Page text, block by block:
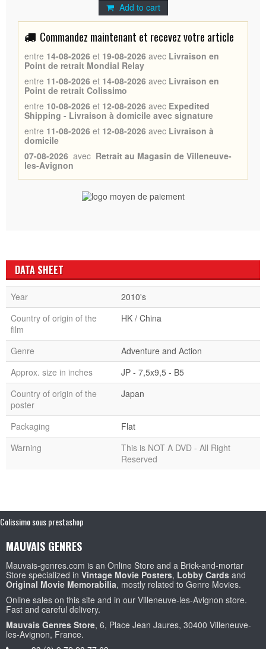
Add to cart
Commandez maintenant et recevez votre article
entre 14-08-2026 et 19-08-2026 avec Livraison en
Point de retrait Mondial Relay
entre 11-08-2026 et 14-08-2026 avec Livraison en
Point de retrait Colissimo
entre 10-08-2026 et 12-08-2026 avec Expedited
Shipping - Livraison à domicile avec signature
entre 11-08-2026 et 12-08-2026 avec Livraison à
domicile
07-08-2026 avec Retrait au Magasin de Villeneuve-
les-Avignon
DATA SHEET
Year
2010's
Country of origin of the
film
HK / China
Genre
Adventure and Action
Approx. size in inches
JP - 7,5x9,5 - B5
Country of origin of the
poster
Japan
Packaging
Flat
Warning
This is NOT A DVD - All Right
Reserved
Colissimo sous prestashop
MAUVAIS GENRES
Mauvais-genres.com is an Online Store and a Brick-and-mortar
Store specialized in Vintage Movie Posters, Lobby Cards and
Original Movie Memorabilia, mostly related to Genre Movies.
Online sales on this site and in our Villeneuve-les-Avignon store.
Fast and careful delivery.
Mauvais Genres Store, 6, Place Jean Jaures, 30400 Villeneuve-
les-Avignon, France.